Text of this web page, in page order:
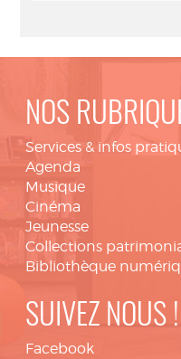
NOS
Services & infos
Agenda
Musique
Cinéma
Jeunesse
Collections
Bibliothèque
SUIVEZ NOUS !
Facebook